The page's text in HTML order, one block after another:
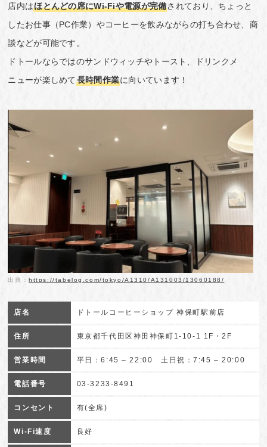
店内はほとんどの席にWi-Fiや電源が完備されており、ちょっと
したお仕事（PC作業）やコーヒーを飲みながらの打ち合わせ、商
談などが可能です。
ドトールならではのサンドウィッチやトースト、ドリンクメ
ニューが楽しめて長時間作業に向いています！
出典：https://tabelog.com/tokyo/A1310/A131003/13060188/
店名 ドトールコーヒーショップ 神保町駅前店
住所 東京都千代田区神田神保町1-10-1 1F・2F
営業時間 平日：6:45 – 22:00 土日祝：7:45 – 20:00
電話番号 03-3233-8491
コンセント 有(全席)
Wi-Fi速度 良好